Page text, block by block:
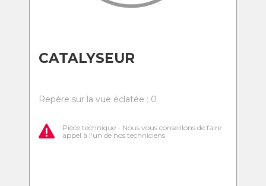
CATALYSEUR
Repère sur la vue éclatée : 0
Pièce technique - Nous vous conseillons de faire
appel à l'un de nos techniciens